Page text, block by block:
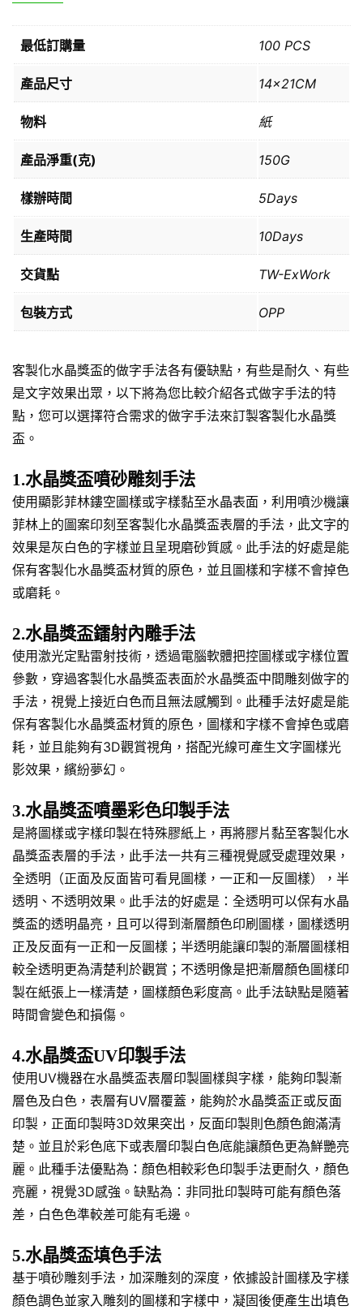
最低訂購量 100 PCS
產品尺寸 14x21CM
物料 紙
產品淨重(克) 150G
樣辦時間 5Days
生產時間 10Days
交貨點 TW-ExWork
包裝方式 OPP
客製化水晶獎盃的做字手法各有優缺點，有些是耐久、有些
是文字效果出眾，以下將為您比較介紹各式做字手法的特
點，您可以選擇符合需求的做字手法來訂製客製化水晶獎
盃。
1.水晶獎盃噴砂雕刻手法
使用顯影菲林鏤空圖樣或字樣黏至水晶表面，利用噴沙機讓
菲林上的圖案印刻至客製化水晶獎盃表層的手法，此文字的
效果是灰白色的字樣並且呈現磨砂質感。此手法的好處是能
保有客製化水晶獎盃材質的原色，並且圖樣和字樣不會掉色
或磨耗。
2.水晶獎盃鐳射內雕手法
使用激光定點雷射技術，透過電腦軟體把控圖樣或字樣位置
參數，穿過客製化水晶獎盃表面於水晶獎盃中間雕刻做字的
手法，視覺上接近白色而且無法感觸到。此種手法好處是能
保有客製化水晶獎盃材質的原色，圖樣和字樣不會掉色或磨
耗，並且能夠有3D觀賞視角，搭配光線可產生文字圖樣光
影效果，繽紛夢幻。
3.水晶獎盃噴墨彩色印製手法
是將圖樣或字樣印製在特殊膠紙上，再將膠片黏至客製化水
晶獎盃表層的手法，此手法一共有三種視覺感受處理效果，
全透明（正面及反面皆可看見圖樣，一正和一反圖樣），半
透明、不透明效果。此手法的好處是：全透明可以保有水晶
獎盃的透明晶亮，且可以得到漸層顏色印刷圖樣，圖樣透明
正及反面有一正和一反圖樣；半透明能讓印製的漸層圖樣相
較全透明更為清楚利於觀賞；不透明像是把漸層顏色圖樣印
製在紙張上一樣清楚，圖樣顏色彩度高。此手法缺點是隨著
時間會變色和損傷。
4.水晶獎盃UV印製手法
使用UV機器在水晶獎盃表層印製圖樣與字樣，能夠印製漸
層色及白色，表層有UV層覆蓋，能夠於水晶獎盃正或反面
印製，正面印製時3D效果突出，反面印製則色顏色飽滿清
楚。並且於彩色底下或表層印製白色底能讓顏色更為鮮艷亮
麗。此種手法優點為：顏色相較彩色印製手法更耐久，顏色
亮麗，視覺3D感強。缺點為：非同批印製時可能有顏色落
差，白色色準較差可能有毛邊。
5.水晶獎盃填色手法
基于噴砂雕刻手法，加深雕刻的深度，依據設計圖樣及字樣
顏色調色並家入雕刻的圖樣和字樣中，凝固後便產生出填色